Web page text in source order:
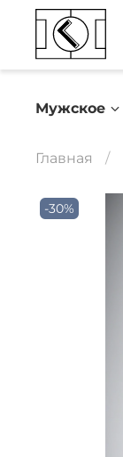
Мужское
Главная
-30%